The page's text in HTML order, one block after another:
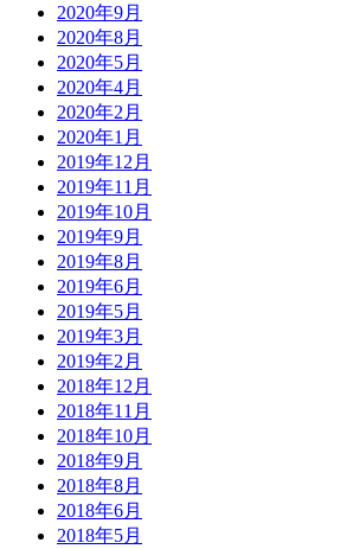
2020年9月
2020年8月
2020年5月
2020年4月
2020年2月
2020年1月
2019年12月
2019年11月
2019年10月
2019年9月
2019年8月
2019年6月
2019年5月
2019年3月
2019年2月
2018年12月
2018年11月
2018年10月
2018年9月
2018年8月
2018年6月
2018年5月